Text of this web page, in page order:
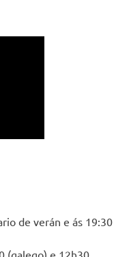
de verán e ás 19:30
(galego) e 12h30.